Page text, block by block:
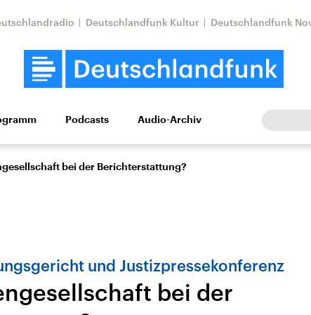
Deutschlandfunk Kultur Deutschlandfunk
Wissen Kultur Europa
Beiträge,
Nahostkonflikt
Iran
Podcasts Audio-Archiv
bei der Berichterstattung?
und Justizpressekonferenz
bei der